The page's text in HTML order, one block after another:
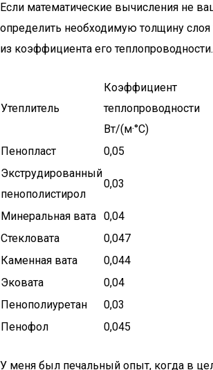
Если математические вычисления не
определить необходимую толщину слоя
из коэффициента его теплопроводности.
Утеплитель
Коэффициент
теплопроводности
Вт/(м·°C)
Пенопласт 0,05
Экструдированный
пенополистирол
0,03
Минеральная вата 0,04
Стекловата
0,047
Каменная вата
0,044
Эковата
0,04
Пенополиуретан
0,03
Пенофол
0,045
У меня был печальный опыт, когда в